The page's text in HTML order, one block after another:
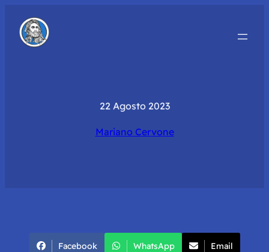
22 Agosto 2023
Mariano Cervone
Facebook WhatsApp Email